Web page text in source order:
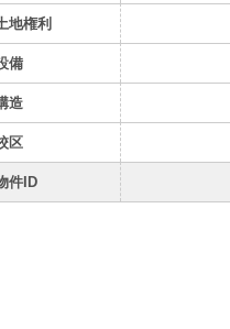
地権利
備
造
区
件ID